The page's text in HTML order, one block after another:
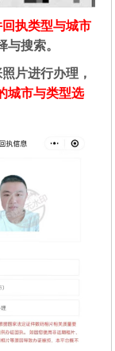
回执类型与城市
与搜索。
片进行办理，
城市与类型选